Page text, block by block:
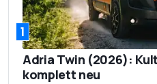
1
Adria Twin (2026):
komplett neu